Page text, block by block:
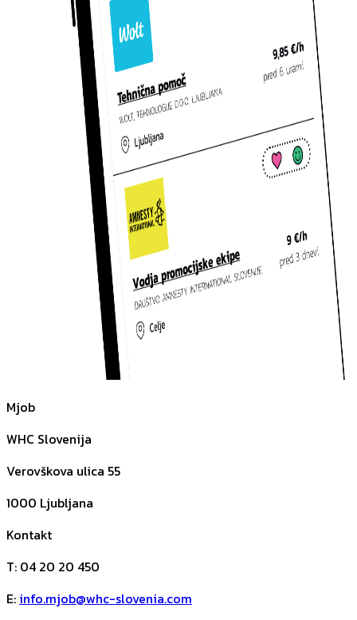
Mjob
WHC Slovenija
Verovškova ulica 55
1000 Ljubljana
Kontakt
T: 04 20 20 450
E: info.mjob@whc-slovenia.com